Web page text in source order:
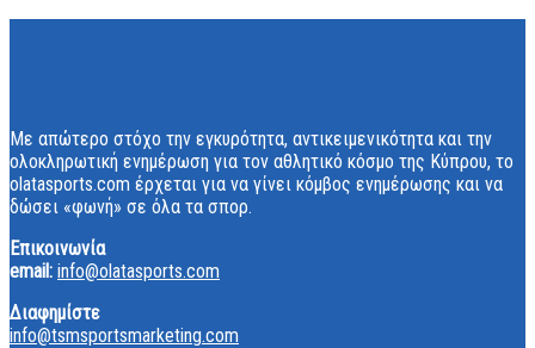
Με απώτερο στόχο την εγκυρότητα, αντικειμενικότητα και την
ολοκληρωτική ενημέρωση για τον αθλητικό κόσμο της Κύπρου, το
olatasports.com έρχεται για να γίνει κόμβος ενημέρωσης και να
δώσει «φωνή» σε όλα τα σπορ.
Επικοινωνία
email: info@olatasports.com
Διαφημίστε
info@tsmsportsmarketing.com